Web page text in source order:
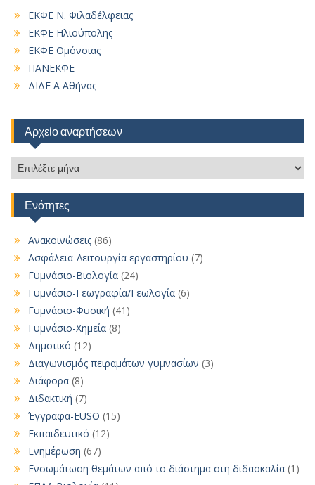
ΕΚΦΕ Ν. Φιλαδέλφειας
ΕΚΦΕ Ηλιούπολης
ΕΚΦΕ Ομόνοιας
ΠΑΝΕΚΦΕ
ΔΙΔΕ Α Αθήνας
Αρχείο αναρτήσεων
Αρχείο
αναρτήσεων
Ενότητες
Ανακοινώσεις (86)
Ασφάλεια-Λειτουργία εργαστηρίου (7)
Γυμνάσιο-Βιολογία (24)
Γυμνάσιο-Γεωγραφία/Γεωλογία (6)
Γυμνάσιο-Φυσική (41)
Γυμνάσιο-Χημεία (8)
Δημοτικό (12)
Διαγωνισμός πειραμάτων γυμνασίων (3)
Διάφορα (8)
Διδακτική (7)
Έγγραφα-EUSO (15)
Εκπαιδευτικό (12)
Ενημέρωση (67)
Ενσωμάτωση θεμάτων από το διάστημα στη διδασκαλία (1)